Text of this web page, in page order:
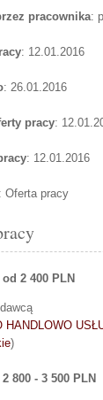
pracownika:
: 12.01.2016
: 26.01.2016
pracy:
: 12.01.2016
: Oferta pracy
od 2 400 PLN
HANDLOWO
)
2 800 - 3 500 PLN